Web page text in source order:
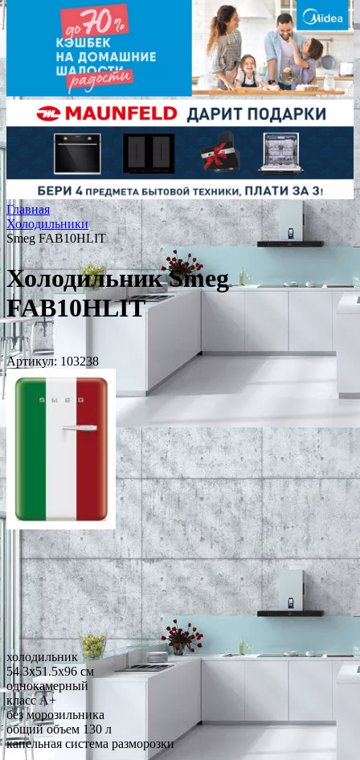
Главная
Холодильники
Smeg FAB10HLIT
Холодильник Smeg
FAB10HLIT
Артикул: 103238
холодильник
54.3x51.5x96 см
однокамерный
класс A+
без морозильника
общий объем 130 л
капельная система разморозки